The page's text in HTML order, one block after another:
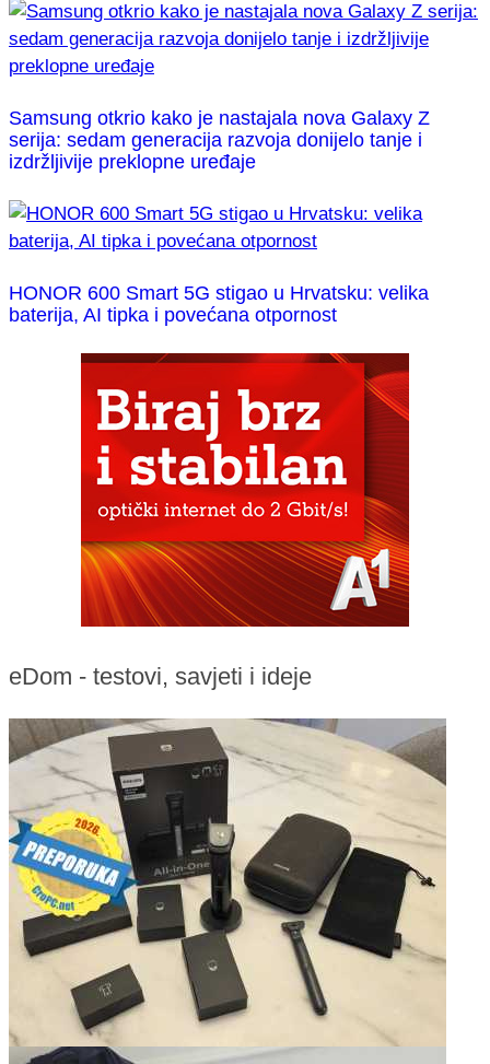
Samsung otkrio kako je nastajala nova Galaxy Z
serija: sedam generacija razvoja donijelo tanje i
izdržljivije preklopne uređaje
HONOR 600 Smart 5G stigao u Hrvatsku: velika
baterija, AI tipka i povećana otpornost
eDom - testovi, savjeti i ideje